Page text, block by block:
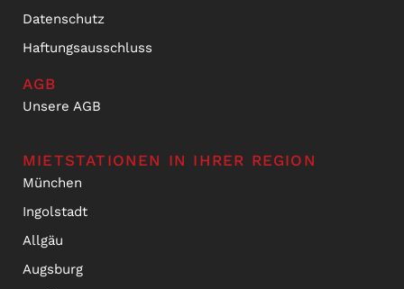
Datenschutz
Haftungsausschluss
AGB
Unsere AGB
MIETSTATIONEN IN IHRER REGION
München
Ingolstadt
Allgäu
Augsburg